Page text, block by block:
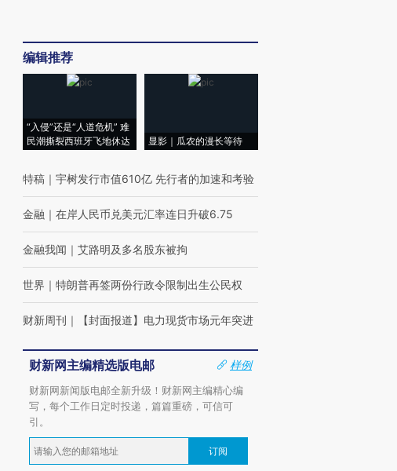
编辑推荐
“入侵”还是“人道危机” 难
民潮撕裂西班牙飞地休达
显影｜瓜农的漫长等待
特稿 ｜ 宇树发行市值610亿 先行者的加速和考验
金融 ｜ 在岸人民币兑美元汇率连日升破6.75
金融我闻 ｜ 艾路明及多名股东被拘
世界 ｜ 特朗普再签两份行政令限制出生公民权
财新周刊 ｜ 【封面报道】电力现货市场元年突进
财新网主编精选版电邮
样例
财新网新闻版电邮全新升级！财新网主编精心编
写，每个工作日定时投递，篇篇重磅，可信可
引。
订阅